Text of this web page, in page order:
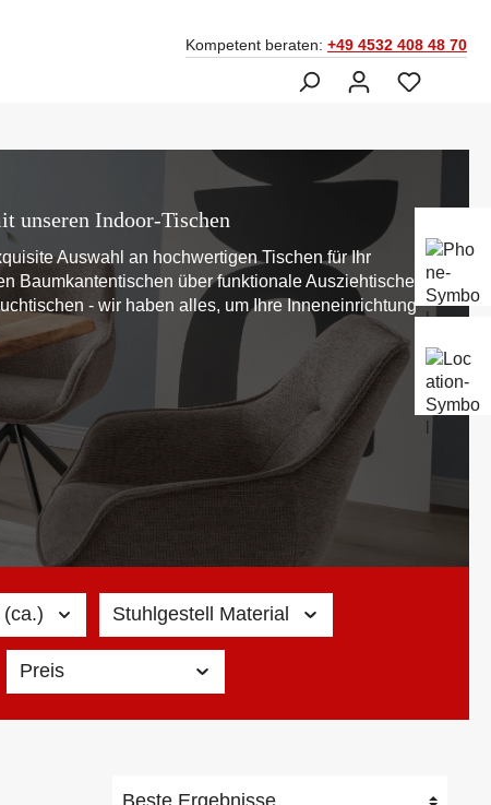
Kompetent beraten: +49 4532 408 48 70
unseren Indoor-Tischen
Auswahl an hochwertigen Tischen für Ihr
Baumkantentischen über funktionale Ausziehtische
- wir haben alles, um Ihre Inneneinrichtung
Stuhlgestell Material
Preis